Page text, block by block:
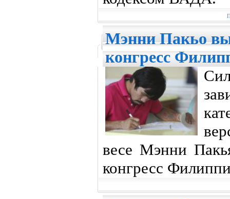
Мэнни Пакьо
конгресс
весе Мэнни
конгресс